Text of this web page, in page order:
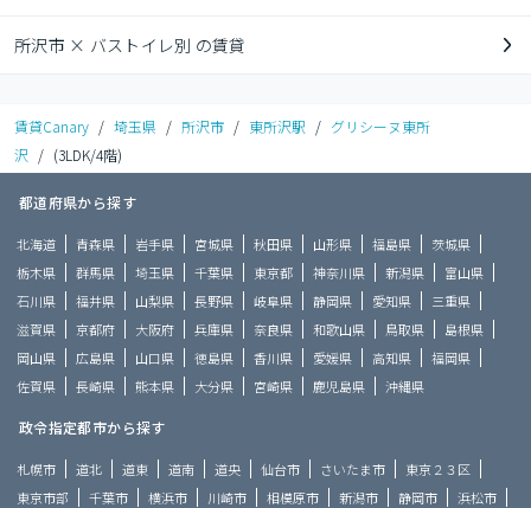
所沢市 × バストイレ別 の賃貸
賃貸Canary / 埼玉県 / 所沢市 / 東所沢駅 / グリシーヌ東所
沢 / (3LDK/4階)
都道府県から探す
北海道 青森県 岩手県 宮城県 秋田県 山形県 福島県
茨城県
栃木県
群馬県 埼玉県 千葉県 東京都 神奈川県 新潟県
富山県
石川県
福井県 山梨県 長野県 岐阜県 静岡県 愛知県
三重県
滋賀県
京都府 大阪府 兵庫県 奈良県 和歌山県 鳥取県
島根県
岡山県
広島県 山口県 徳島県 香川県 愛媛県 高知県
福岡県
佐賀県
長崎県 熊本県 大分県 宮崎県 鹿児島県 沖縄県
政令指定都市から探す
札幌市 道北 道東 道南 道央 仙台市 さいたま市
東京２３区
東京市部
千葉市 横浜市 川崎市 相模原市 新潟市 静岡市 浜松市